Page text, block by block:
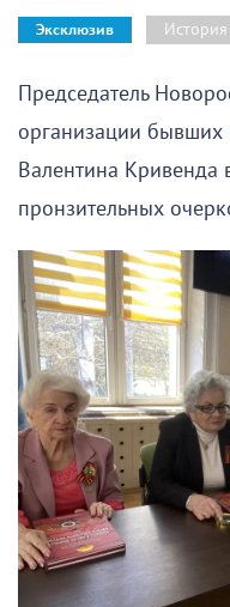
Эксклюзив История
Председатель
организации
Валентина Кривенда
пронзительных